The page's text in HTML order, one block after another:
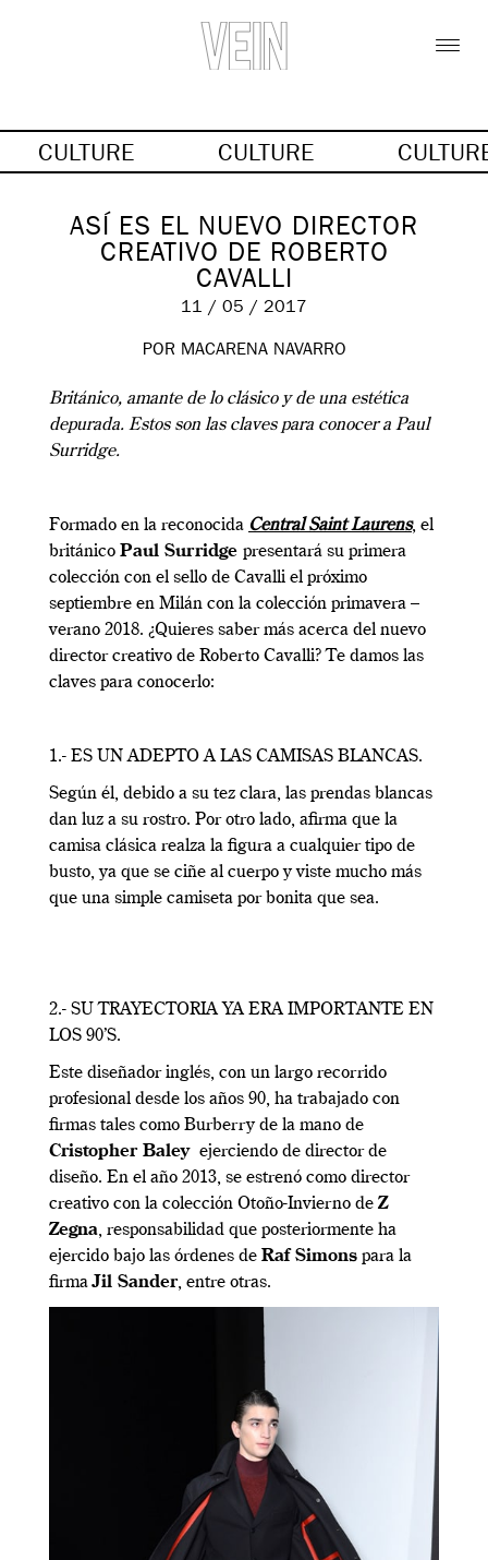
CULTURE CULTURE
ASÍ ES EL NUEVO DIRECTOR
CREATIVO DE ROBERTO
CAVALLI
11 / 05 / 2017
POR MACARENA NAVARRO
Británico, amante de lo clásico y de una estética
depurada. Estos son las claves para conocer a Paul
Surridge.
Formado en la reconocida Central Saint Laurens, el
británico Paul Surridge presentará su primera
colección con el sello de Cavalli el próximo
septiembre en Milán con la colección primavera –
verano 2018. ¿Quieres saber más acerca del nuevo
director creativo de Roberto Cavalli? Te damos las
claves para conocerlo:
1.- ES UN ADEPTO A LAS CAMISAS BLANCAS.
Según él, debido a su tez clara, las prendas blancas
dan luz a su rostro. Por otro lado, afirma que la
camisa clásica realza la figura a cualquier tipo de
busto, ya que se ciñe al cuerpo y viste mucho más
que una simple camiseta por bonita que sea.
2.- SU TRAYECTORIA YA ERA IMPORTANTE EN
LOS 90’S.
Este diseñador inglés, con un largo recorrido
profesional desde los años 90, ha trabajado con
firmas tales como Burberry de la mano de
Cristopher Baley ejerciendo de director de
diseño. En el año 2013, se estrenó como director
creativo con la colección Otoño-Invierno de Z
Zegna, responsabilidad que posteriormente ha
ejercido bajo las órdenes de Raf Simons para la
firmaJil Sander, entre otras.